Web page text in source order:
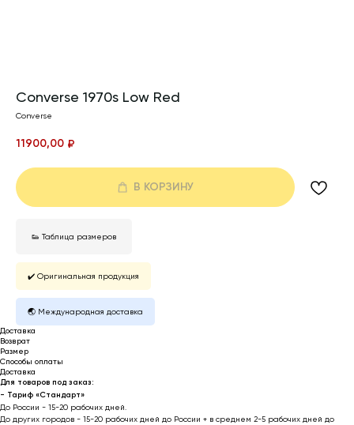
Converse 1970s Low Red
Converse
11900,00 ₽
В КОРЗИНУ
👟 Таблица размеров
✔️ Оригинальная продукция
🌏 Международная доставка
Доставка
Возврат
Размер
Способы оплаты
Доставка
Для товаров под заказ:
- Тариф «Стандарт»
До России - 15-20 рабочих дней.
До других городов - 15-20 рабочих дней до России + в среднем 2-5 рабочих дней до